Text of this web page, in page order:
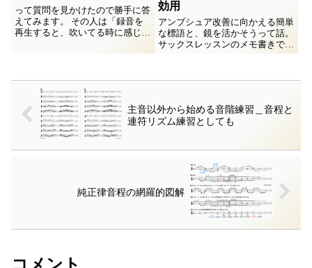
って質問を見かけたので勝手に答
えてみます。 その人は「録音を
再生すると、吹いてる時に感じて
気持悪い、裏返ったりするし」と
瞭に思い描けるのが第１歩でし...
効用
アンブシュア改善に向かえる簡単
な標語と、鏡を活かそうって話。
サックスレッスンのメモ書きで
主音以外から始める音階練習＿音程と
連符リズム練習としても
純正律音程の網羅的図解